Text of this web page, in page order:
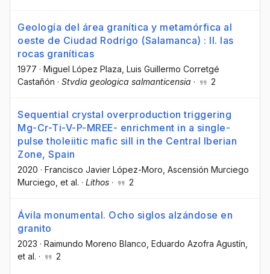
Geología del área granítica y metamórfica al
oeste de Ciudad Rodrígo (Salamanca) : II. las
rocas graníticas
1977 · Miguel López Plaza , Luis Guillermo Corretgé
Castañón · Stvdia geologica salmanticensia · 2
Sequential crystal overproduction triggering
Mg-Cr-Ti-V-P-MREE- enrichment in a single-
pulse tholeiitic mafic sill in the Central Iberian
Zone, Spain
2020 · Francisco Javier López-Moro , Ascensión Murciego
Murciego , et al. · Lithos · 2
Ávila monumental. Ocho siglos alzándose en
granito
2023 · Raimundo Moreno Blanco , Eduardo Azofra Agustín
et al. · 2